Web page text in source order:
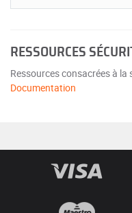
RESSOURCES
Ressources consacrées à
Documentation